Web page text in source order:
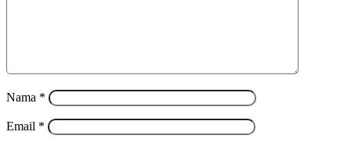
Nama *
Email *